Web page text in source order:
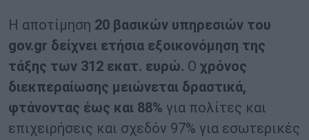
Η αποτίμηση 20 βασικών υπηρεσιών του
gov.gr δείχνει ετήσια εξοικονόμηση της
τάξης των 312 εκατ. ευρώ. Ο χρόνος
διεκπεραίωσης μειώνεται δραστικά,
φτάνοντας έως και 88% για πολίτες και
επιχειρήσεις και σχεδόν 97% για εσωτερικές